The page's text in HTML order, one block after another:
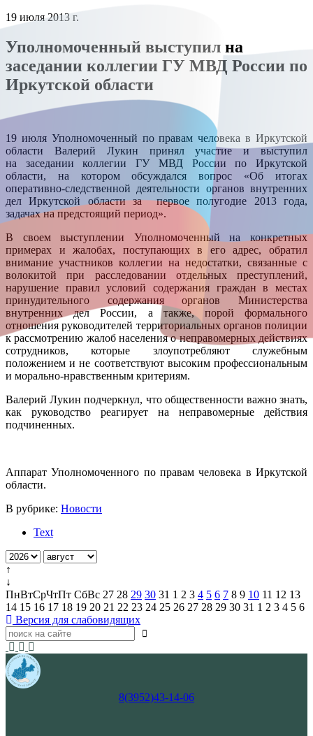
19 июля 2013 г.
Уполномоченный выступил на
заседании коллегии ГУ МВД России по
Иркутской области
19 июля Уполномоченный по правам человека в Иркутской
области Валерий Лукин принял участие и выступил
на заседании коллегии ГУ МВД России по Иркутской
области, на котором обсуждался вопрос «Об итогах
оперативно-следственной деятельности органов внутренних
дел Иркутской области за первое полугодие 2013 года,
задачах на предстоящий период».
В своем выступлении Уполномоченный на конкретных
примерах и жалобах, поступающих в его адрес, обратил
внимание участников коллегии на недостатки, связанные с
волокитой при расследовании отдельных преступлений,
нарушение правил условий содержания граждан в местах
принудительного содержания органов Министерства
внутренних дел России, а также, порой формального
отношения руководителей территориальных органов полиции
к рассмотрению жалоб населения о неправомерных действиях
сотрудников, которые злоупотребляют служебным
положением и не соответствуют высоким профессиональным
и морально-нравственным критериям.
Валерий Лукин подчеркнул, что общественности важно знать,
как руководство реагирует на неправомерные действия
подчиненных.
Аппарат Уполномоченного по правам человека в Иркутской
области.
В рубрике: Новости
Text
↑
↓
ПнВтСрЧтПт СбВс 27 28 29 30 31 1 2 3 4 5 6 7 8 9 10 11 12 13
14 15 16 17 18 19 20 21 22 23 24 25 26 27 28 29 30 31 1 2 3 4 5 6
Версия для слабовидящих
8(3952)43-14-06